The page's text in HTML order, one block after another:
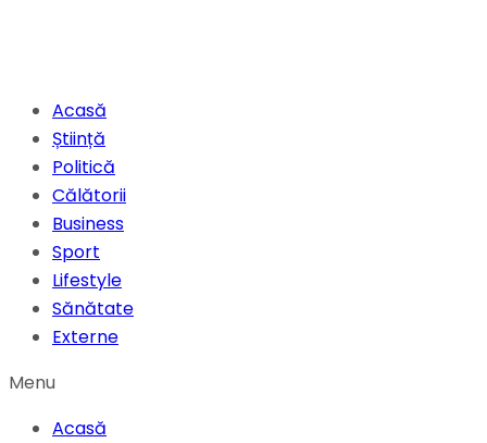
Acasă
Știință
Politică
Călătorii
Business
Sport
Lifestyle
Sănătate
Externe
Menu
Acasă